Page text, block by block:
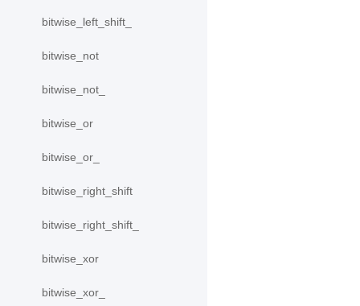
bitwise_left_shift_
bitwise_not
bitwise_not_
bitwise_or
bitwise_or_
bitwise_right_shift
bitwise_right_shift_
bitwise_xor
bitwise_xor_